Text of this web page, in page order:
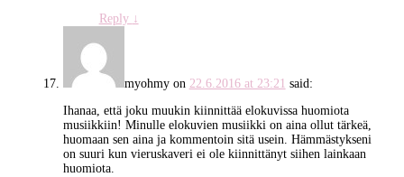
Reply ↓
myohmyon 22.6.2016 at 23:21 said:
Ihanaa, että joku muukin kiinnittää elokuvissa huomiota
musiikkiin! Minulle elokuvien musiikki on aina ollut tärkeä,
huomaan sen aina ja kommentoin sitä usein. Hämmästykseni
on suuri kun vieruskaveri ei ole kiinnittänyt siihen lainkaan
huomiota.